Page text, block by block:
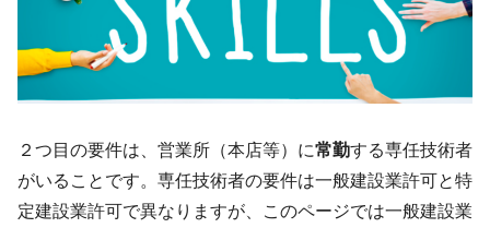
２つ目の要件は、営業所（本店等）に常勤する専任技術者
がいることです。専任技術者の要件は一般建設業許可と特
定建設業許可で異なりますが、このページでは一般建設業